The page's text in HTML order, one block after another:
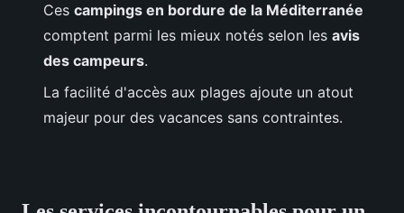
Ces campings en bordure de la Méditerranée
comptent parmi les mieux notés selon les avis
des campeurs.
La facilité d'accès aux plages ajoute un atout
majeur pour des vacances sans contraintes.